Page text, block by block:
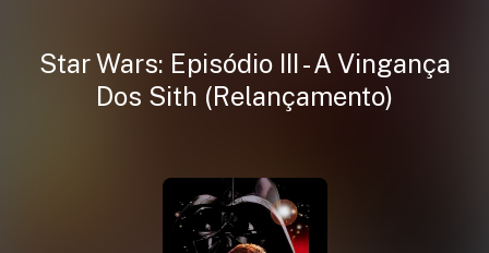
Star Wars: Episódio III - A Vingança
Dos Sith (Relançamento)